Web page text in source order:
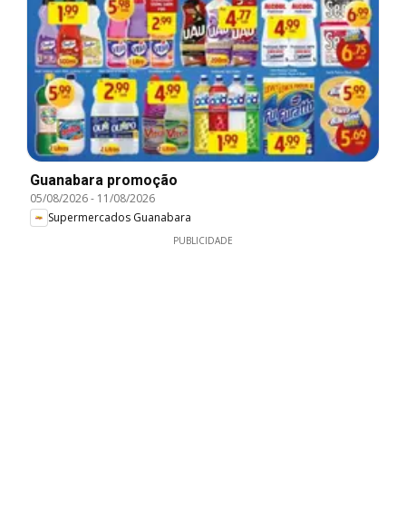
Guanabara promoção
05/08/2026- 11/08/2026
Supermercados Guanabara
PUBLICIDADE